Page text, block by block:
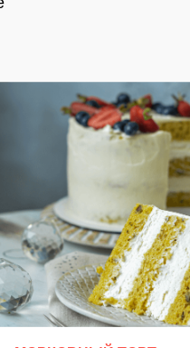
Доставка и Оплата